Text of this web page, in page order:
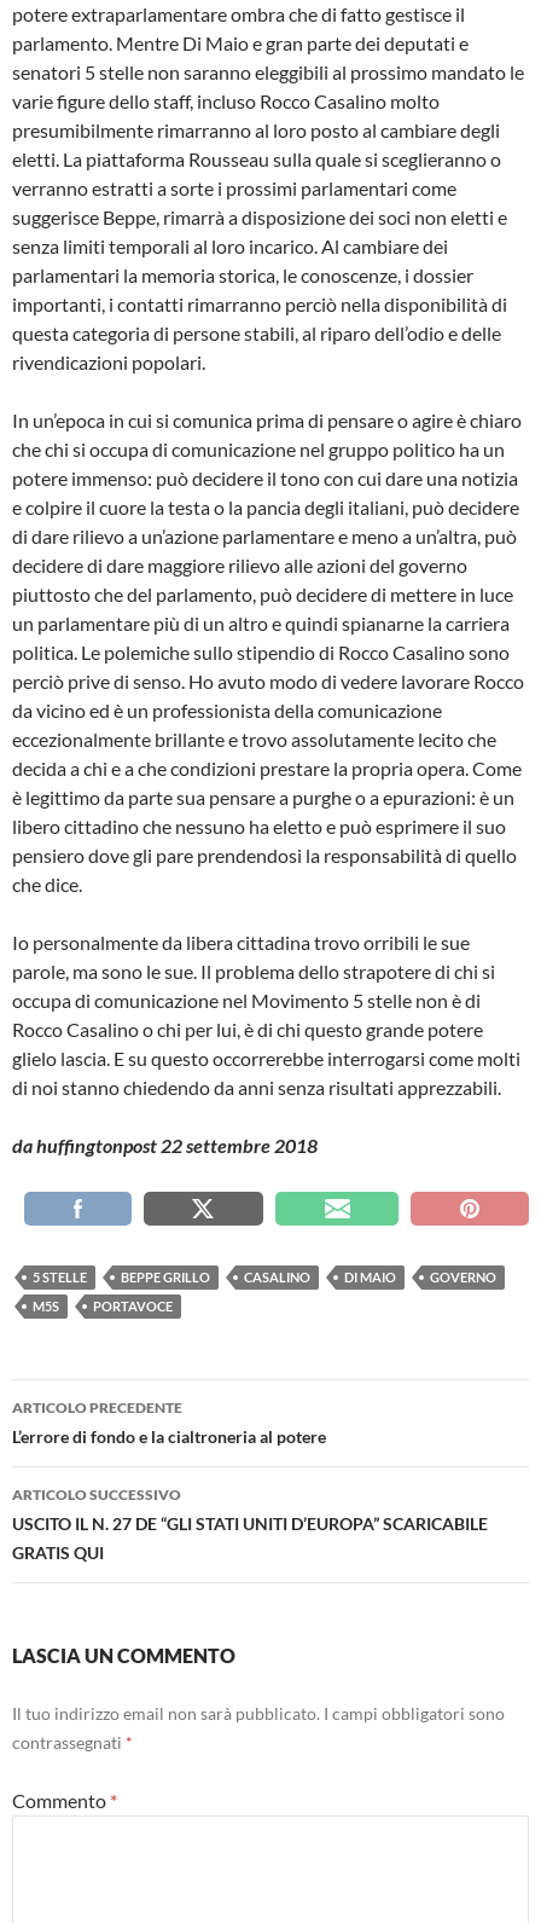
potere extraparlamentare ombra che di fatto gestisce il
parlamento. Mentre Di Maio e gran parte dei deputati e
senatori 5 stelle non saranno eleggibili al prossimo mandato le
varie figure dello staff, incluso Rocco Casalino molto
presumibilmente rimarranno al loro posto al cambiare degli
eletti. La piattaforma Rousseau sulla quale si sceglieranno o
verranno estratti a sorte i prossimi parlamentari come
suggerisce Beppe, rimarrà a disposizione dei soci non eletti e
senza limiti temporali al loro incarico. Al cambiare dei
parlamentari la memoria storica, le conoscenze, i dossier
importanti, i contatti rimarranno perciò nella disponibilità di
questa categoria di persone stabili, al riparo dell’odio e delle
rivendicazioni popolari.
In un’epoca in cui si comunica prima di pensare o agire è chiaro
che chi si occupa di comunicazione nel gruppo politico ha un
potere immenso: può decidere il tono con cui dare una notizia
e colpire il cuore la testa o la pancia degli italiani, può decidere
di dare rilievo a un’azione parlamentare e meno a un’altra, può
decidere di dare maggiore rilievo alle azioni del governo
piuttosto che del parlamento, può decidere di mettere in luce
un parlamentare più di un altro e quindi spianarne la carriera
politica. Le polemiche sullo stipendio di Rocco Casalino sono
perciò prive di senso. Ho avuto modo di vedere lavorare Rocco
da vicino ed è un professionista della comunicazione
eccezionalmente brillante e trovo assolutamente lecito che
decida a chi e a che condizioni prestare la propria opera. Come
è legittimo da parte sua pensare a purghe o a epurazioni: è un
libero cittadino che nessuno ha eletto e può esprimere il suo
pensiero dove gli pare prendendosi la responsabilità di quello
che dice.
Io personalmente da libera cittadina trovo orribili le sue
parole, ma sono le sue. Il problema dello strapotere di chi si
occupa di comunicazione nel Movimento 5 stelle non è di
Rocco Casalino o chi per lui, è di chi questo grande potere
glielo lascia. E su questo occorrerebbe interrogarsi come molti
di noi stanno chiedendo da anni senza risultati apprezzabili.
da huffingtonpost 22 settembre 2018
5 STELLE BEPPE GRILLO CASALINO DI MAIO
GOVERNO
M5S
PORTAVOCE
Navigazione
articolo
ARTICOLO PRECEDENTE
L’errore di fondo e la cialtroneria al potere
ARTICOLO SUCCESSIVO
USCITO IL N. 27 DE “GLI STATI UNITI D’EUROPA” SCARICABILE
GRATIS QUI
LASCIA UN COMMENTO
Il tuo indirizzo email non sarà pubblicato. I campi obbligatori sono
contrassegnati *
Commento *